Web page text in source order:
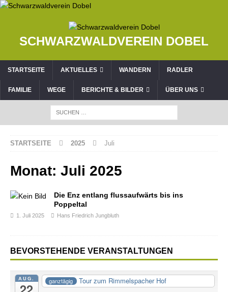
SCHWARZWALDVEREIN DOBEL
STARTSEITE AKTUELLES WANDERN RADLER
FAMILIE WEGE BERICHTE & BILDER ÜBER UNS
STARTSEITE 2025 Juli
Monat: Juli 2025
Die Enz entlang flussaufwärts bis ins
Poppeltal
1. Juli 2025 Hans Friedrich Jungbluth
BEVORSTEHENDE VERANSTALTUNGEN
AUG. ganztägig Tour zum Rimmelspacher Hof